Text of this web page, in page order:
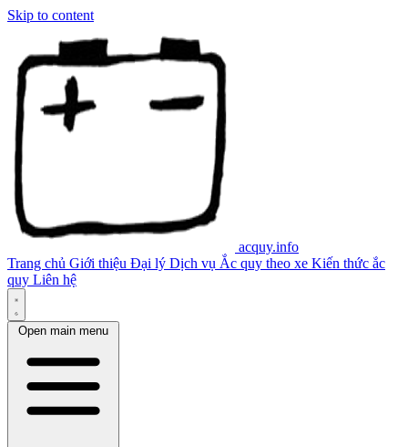
Skip to content
acquy.info
Trang chủ Giới thiệu Đại lý Dịch vụ Ắc quy theo xe Kiến thức ắc
quy Liên hệ
Open main menu